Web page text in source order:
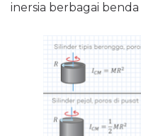
inersia berbagai